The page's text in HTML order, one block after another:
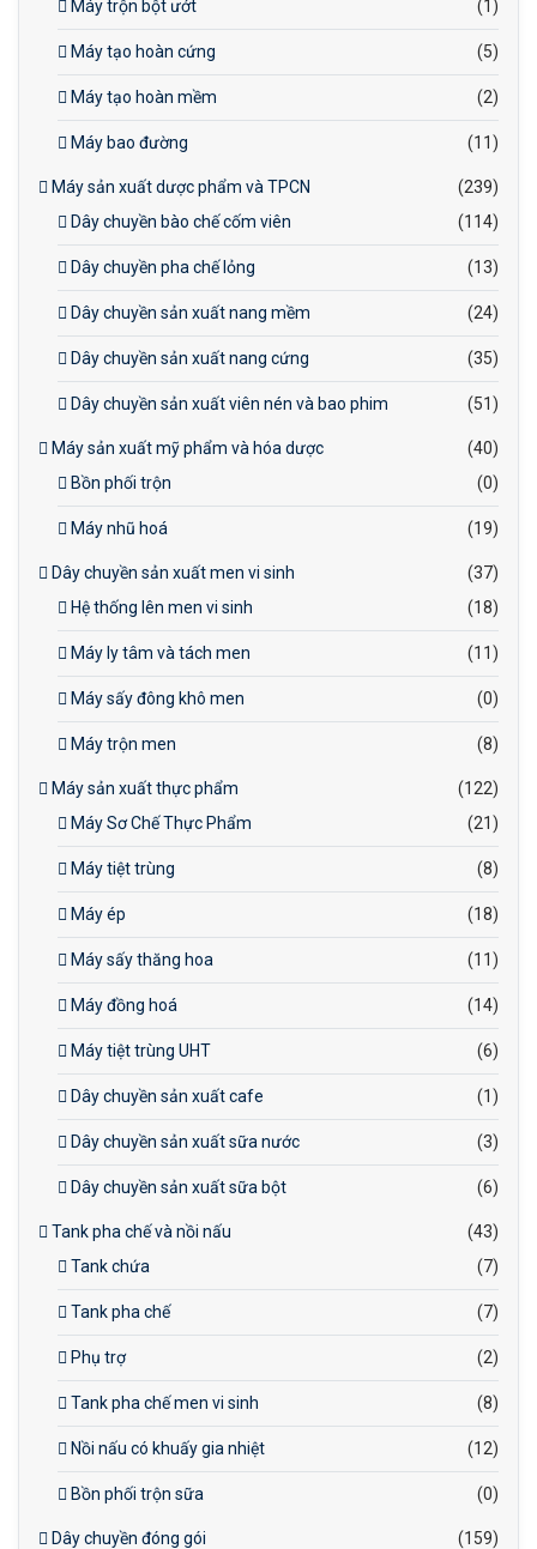
Máy trộn bột ướt (1)
Máy tạo hoàn cứng (5)
Máy tạo hoàn mềm (2)
Máy bao đường (11)
Máy sản xuất dược phẩm và TPCN
(239)
Dây chuyền bào chế cốm viên
(114)
Dây chuyền pha chế lỏng (13)
Dây chuyền sản xuất nang mềm (24)
Dây chuyền sản xuất nang cứng (35)
Dây chuyền sản xuất viên nén và bao phim (51)
Máy sản xuất mỹ phẩm và hóa dược
(40)
Bồn phối trộn
(0)
Máy nhũ hoá (19)
Dây chuyền sản xuất men vi sinh
(37)
Hệ thống lên men vi sinh
(18)
Máy ly tâm và tách men (11)
Máy sấy đông khô men (0)
Máy trộn men (8)
Máy sản xuất thực phẩm
(122)
Máy Sơ Chế Thực Phẩm
(21)
Máy tiệt trùng (8)
Máy ép (18)
Máy sấy thăng hoa (11)
Máy đồng hoá (14)
Máy tiệt trùng UHT (6)
Dây chuyền sản xuất cafe (1)
Dây chuyền sản xuất sữa nước (3)
Dây chuyền sản xuất sữa bột (6)
Tank pha chế và nồi nấu
(43)
Tank chứa
(7)
Tank pha chế (7)
Phụ trợ (2)
Tank pha chế men vi sinh (8)
Nồi nấu có khuấy gia nhiệt (12)
Bồn phối trộn sữa (0)
Dây chuyền đóng gói
(159)